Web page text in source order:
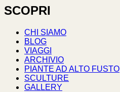
SCOPRI
CHI SIAMO
BLOG
VIAGGI
ARCHIVIO
PIANTE AD ALTO FUSTO
SCULTURE
GALLERY